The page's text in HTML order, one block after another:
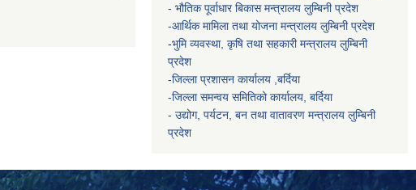
- भौतिक पूर्वाधार बिकास मन्त्रालय लुम्बिनी प्रदेश
-आर्थिक मामिला तथा योजना मन्त्रालय लुम्बिनी प्रदेश
-भुमि व्यवस्था, कृषि तथा सहकारी मन्त्रालय लुम्बिनी
प्रदेश
-जिल्ला प्रशासन कार्यालय ,बर्दिया
-जिल्ला समन्वय समितिको कार्यालय, बर्दिया
- उद्योग, पर्यटन, बन तथा वातावरण मन्त्रालय लुम्बिनी
प्रदेश